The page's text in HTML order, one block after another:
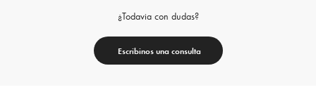
¿Todavia con dudas?
Escribinos una consulta